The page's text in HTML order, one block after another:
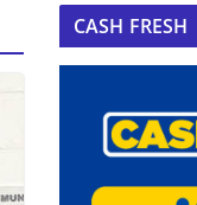
CASH FRESH